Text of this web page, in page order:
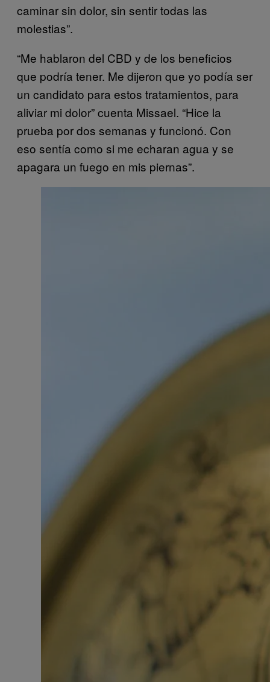
caminar sin dolor, sin sentir todas las
molestias”.
“Me hablaron del CBD y de los beneficios
que podría tener. Me dijeron que yo podía ser
un candidato para estos tratamientos, para
aliviar mi dolor” cuenta Missael. “Hice la
prueba por dos semanas y funcionó. Con
eso sentía como si me echaran agua y se
apagara un fuego en mis piernas”.